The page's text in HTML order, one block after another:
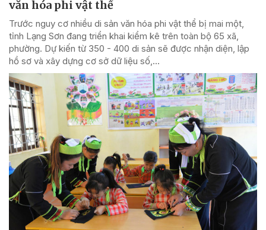
văn hóa phi vật thể
Trước nguy cơ nhiều di sản văn hóa phi vật thể bị mai một,
tỉnh Lạng Sơn đang triển khai kiểm kê trên toàn bộ 65 xã,
phường. Dự kiến từ 350 - 400 di sản sẽ được nhận diện, lập
hồ sơ và xây dựng cơ sở dữ liệu số,...